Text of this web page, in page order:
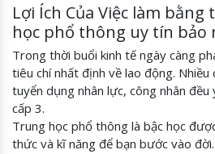
Lợi Ích Của Việc làm
học phổ thông uy tín bảo
Trong thời buổi kinh tế ngày càng
tiêu chí nhất định về lao động.
tuyển dụng nhân lực, công nhân đều
cấp 3.
Trung học phổ thông là bậc học
thức và kĩ năng để bạn bước vào